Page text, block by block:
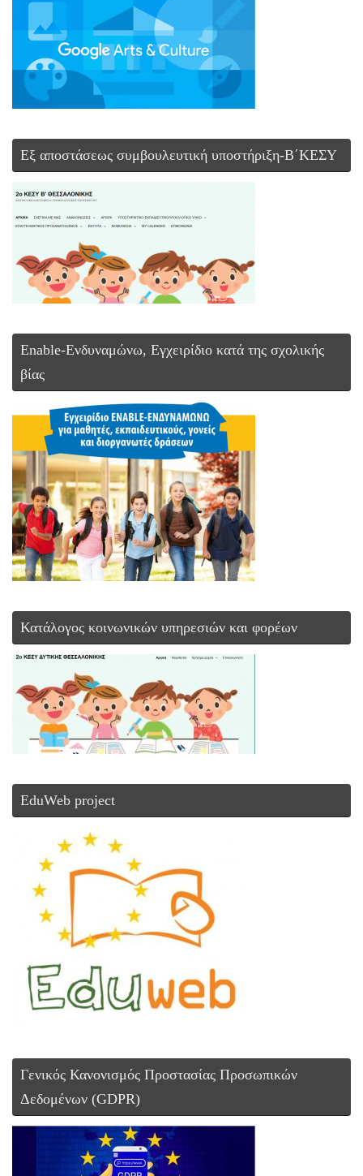
Εξ αποστάσεως συμβουλευτική υποστήριξη-Β΄ΚΕΣΥ
Enable-Ενδυναμώνω, Εγχειρίδιο κατά της σχολικής
βίας
Κατάλογος κοινωνικών υπηρεσιών και φορέων
EduWeb project
Γενικός Κανονισμός Προστασίας Προσωπικών
Δεδομένων (GDPR)